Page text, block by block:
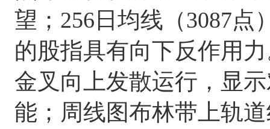
望；256日均线（3087
的股指具有向下反作用
金叉向上发散运行，显
能；周线图布林带上轨